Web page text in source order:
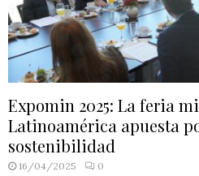
Expomin 2025: La feria
Latinoamérica apuesta
sostenibilidad
16/04/2025 0